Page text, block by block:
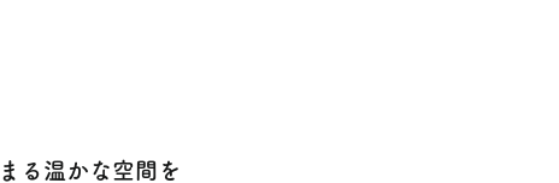
る温かな空間を